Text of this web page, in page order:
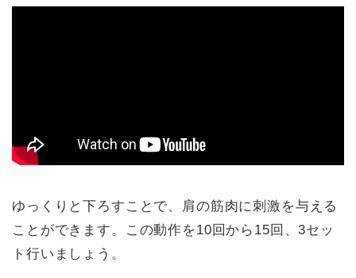
ゆっくりと下ろすことで、肩の筋肉に刺激を与える
ことができます。この動作を10回から15回、3セッ
ト行いましょう。